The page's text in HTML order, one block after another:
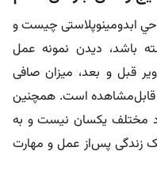
ابدومينوپلاستی چیست و
باشد، دیدن نمونه عمل
قبل و بعد، میزان صافی
است. همچنین
مختلف یکسان نیست و به
زندگی پس‌از عمل و مهارت